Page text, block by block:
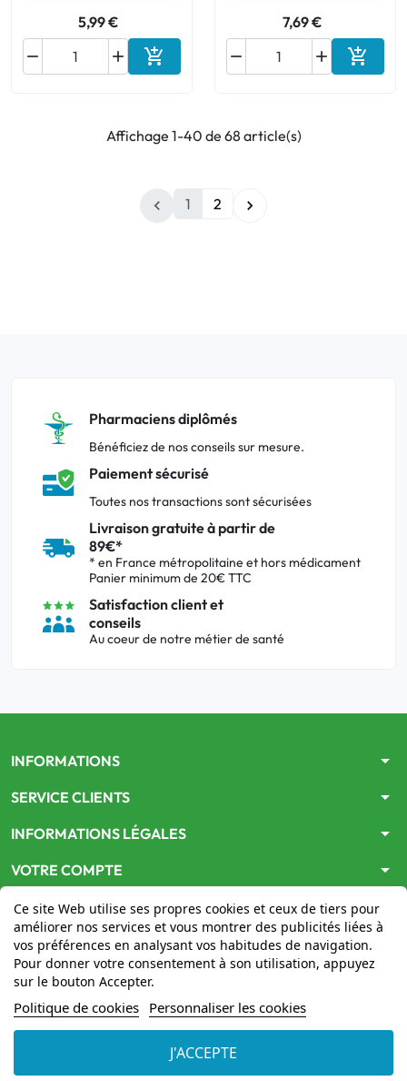
5,99 €

 Ajouter au panier
7,69 €

 
Affichage 1-40 de 68 article(s)
 1 2 
Pharmaciens diplômés
Bénéficiez de nos conseils sur mesure.
Paiement sécurisé
Toutes nos transactions sont sécurisées
Livraison gratuite à partir de
89€*
* en France métropolitaine et hors médicament
Panier minimum de 20€ TTC
Satisfaction client et
conseils
Au coeur de notre métier de santé
INFORMATIONS arrow_drop_down
SERVICE CLIENTS arrow_drop_down
INFORMATIONS LÉGALES arrow_drop_down
VOTRE COMPTE arrow_drop_down
Ce site Web utilise ses propres cookies et ceux de tiers pour
améliorer nos services et vous montrer des publicités liées à
vos préférences en analysant vos habitudes de navigation.
Pour donner votre consentement à son utilisation, appuyez
sur le bouton Accepter.
Politique de cookies Personnaliser les cookies
J'ACCEPTE
www.mon-pharmacien-conseil.com
par le Ministère de la Santépour la vente en ligne de
médicaments. Vérifiez-le en cliquantici